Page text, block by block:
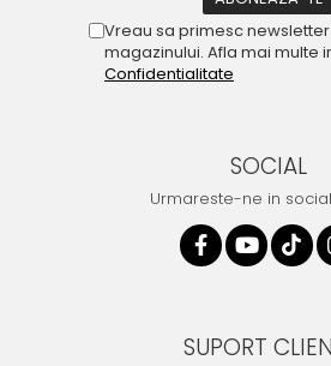
Vreau sa primesc
magazinului. Afla mai multe
Confidentialitate
SOCIAL
Urmareste-ne in
SUPORT